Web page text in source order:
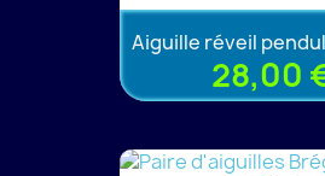
Aiguille réveil
28,00